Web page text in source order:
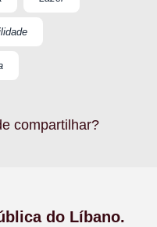
compartilhar?
do Líbano.